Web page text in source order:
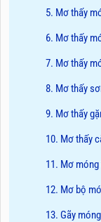
5. Mơ thấy
6. Mơ thấy
7. Mơ thấy
8. Mơ thấy
9. Mơ thấy
10. Mơ thấy
11. Mơ
12. Mơ bộ
13. Gãy